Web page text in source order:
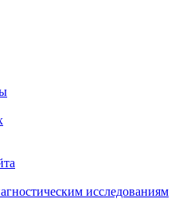
исследованиям